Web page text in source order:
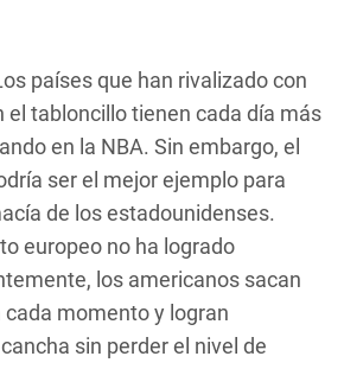
países que han rivalizado con
el tabloncillo tienen cada día más
en la NBA. Sin embargo, el
ser el mejor ejemplo para
de los estadounidenses.
europeo no ha logrado
los americanos sacan
momento y logran
sin perder el nivel de